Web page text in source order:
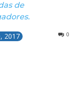
de
2017 0